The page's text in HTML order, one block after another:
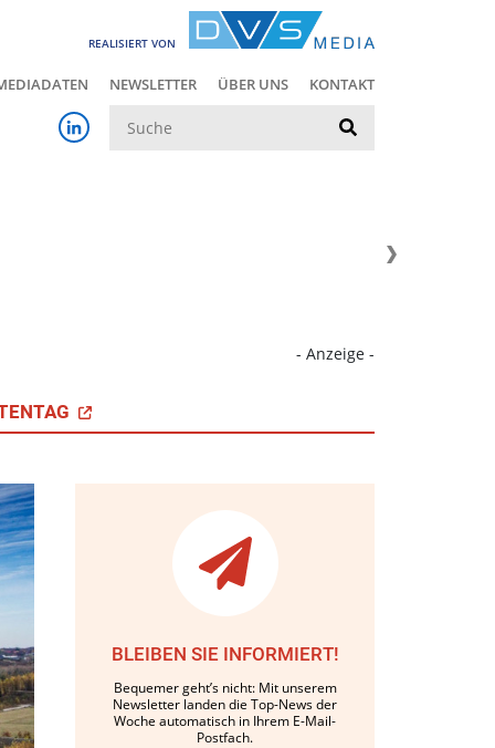
REALISIERT VON
NEWSLETTER ÜBER UNS KONTAKT
- Anzeige -
BLEIBEN SIE INFORMIERT!
Bequemer geht’s nicht: Mit unserem
Newsletter landen die Top-News der
Woche automatisch in Ihrem E-Mail-
Postfach.